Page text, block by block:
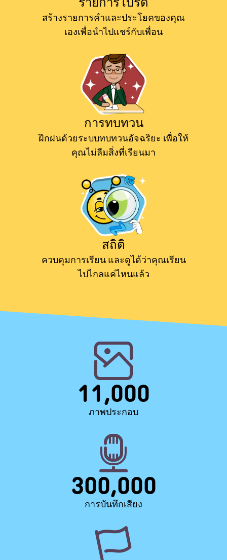
สร้างรายการคำและประโยคของคุณ
เองเพื่อนำไปแชร์กับเพื่อน
การทบทวน
ฝึกฝนด้วยระบบทบทวนอัจฉริยะ เพื่อให้
คุณไม่ลืมสิ่งที่เรียนมา
สถิติ
ควบคุมการเรียน และดูได้ว่าคุณเรียน
ไปไกลแค่ไหนแล้ว
11,000
ภาพประกอบ
300,000
การบันทึกเสียง